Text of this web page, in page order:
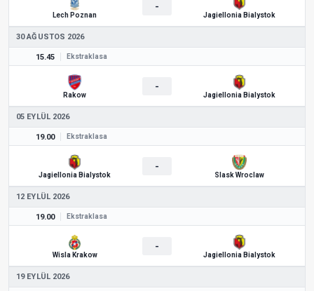
Lech Poznan
-
Jagiellonia Bialystok
30 AĞUSTOS 2026
15.45 Ekstraklasa
Rakow
-
Jagiellonia Bialystok
05 EYLÜL 2026
19.00 Ekstraklasa
Jagiellonia Bialystok
-
Slask Wroclaw
12 EYLÜL 2026
19.00 Ekstraklasa
Wisla Krakow
-
Jagiellonia Bialystok
19 EYLÜL 2026